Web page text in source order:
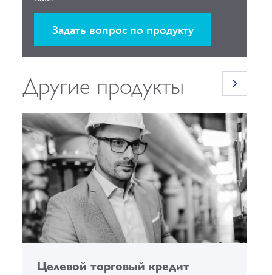
Задать вопрос по продукту
Другие продукты
Целевой торговый кредит